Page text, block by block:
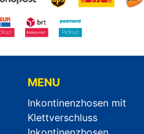
MENU
Inkontinenzhosen mit
Klettverschluss